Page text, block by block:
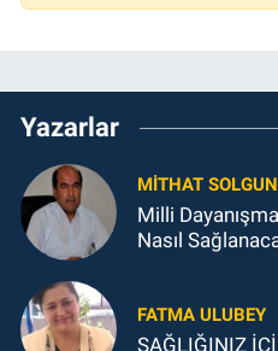
Yazarlar
MITHAT SOLGUN
Milli
Nasıl
FATMA ULUBEY
SAĞLIĞINIZ